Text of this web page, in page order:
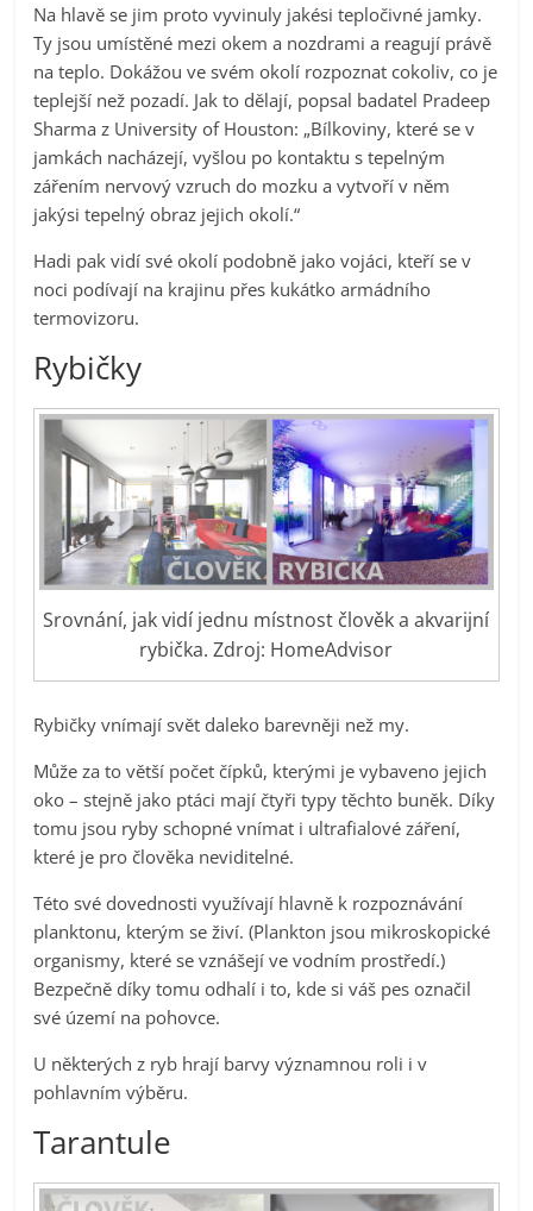
Na hlavě se jim proto vyvinuly jakési tepločivné jamky.
Ty jsou umístěné mezi okem a nozdrami a reagují právě
na teplo. Dokážou ve svém okolí rozpoznat cokoliv, co je
teplejší než pozadí. Jak to dělají, popsal badatel Pradeep
Sharma z University of Houston: „Bílkoviny, které se v
jamkách nacházejí, vyšlou po kontaktu s tepelným
zářením nervový vzruch do mozku a vytvoří v něm
jakýsi tepelný obraz jejich okolí.“
Hadi pak vidí své okolí podobně jako vojáci, kteří se v
noci podívají na krajinu přes kukátko armádního
termovizoru.
Rybičky
Srovnání, jak vidí jednu místnost člověk a akvarijní
rybička. Zdroj: HomeAdvisor
Rybičky vnímají svět daleko barevněji než my.
Může za to větší počet čípků, kterými je vybaveno jejich
oko – stejně jako ptáci mají čtyři typy těchto buněk. Díky
tomu jsou ryby schopné vnímat i ultrafialové záření,
které je pro člověka neviditelné.
Této své dovednosti využívají hlavně k rozpoznávání
planktonu, kterým se živí. (Plankton jsou mikroskopické
organismy, které se vznášejí ve vodním prostředí.)
Bezpečně díky tomu odhalí i to, kde si váš pes označil
své území na pohovce.
U některých z ryb hrají barvy významnou roli i v
pohlavním výběru.
Tarantule